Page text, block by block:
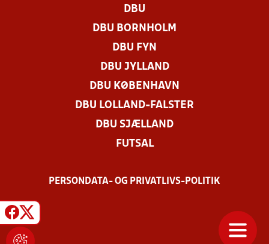
DBU
DBU BORNHOLM
DBU FYN
DBU JYLLAND
DBU KØBENHAVN
DBU LOLLAND-FALSTER
DBU SJÆLLAND
FUTSAL
PERSONDATA- OG PRIVATLIVS-POLITIK